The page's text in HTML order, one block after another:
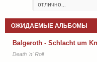
отлично...
ОЖИДАЕМЫЕ АЛЬБОМЫ
Balgeroth - Schlacht um
Death 'n' Roll